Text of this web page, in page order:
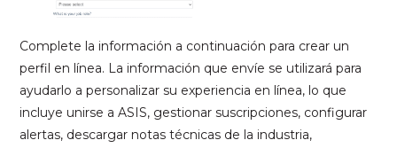
Complete la información a continuación para crear un
perfil en línea. La información que envíe se utilizará para
ayudarlo a personalizar su experiencia en línea, lo que
incluye unirse a ASIS, gestionar suscripciones, configurar
alertas, descargar notas técnicas de la industria,